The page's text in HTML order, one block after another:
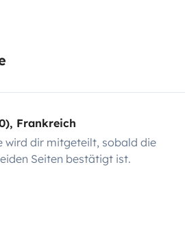
Frankreich
wird dir mitgeteilt, sobald die
Seiten bestätigt ist.